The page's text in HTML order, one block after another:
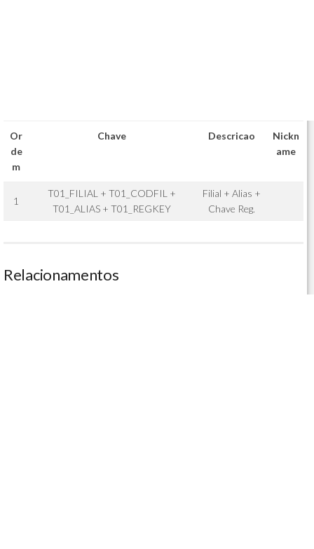
Or
de
m
Chave Descricao
Nickn
ame
1
T01_FILIAL + T01_CODFIL +
T01_ALIAS + T01_REGKEY
Filial + Alias +
Chave Reg.
Relacionamentos